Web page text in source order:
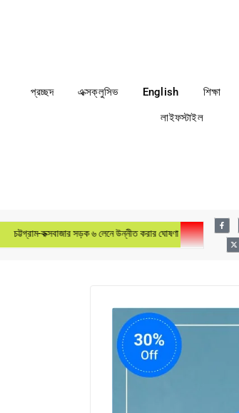
প্রচ্ছদ এক্সক্লুসিভ English শিক্ষা
লাইফস্টাইল
কক্সবাজার সড়ক ৬ লেনে উন্নীত করার ঘোষণা প্রধানমন্ত্রীর লায়ন্স